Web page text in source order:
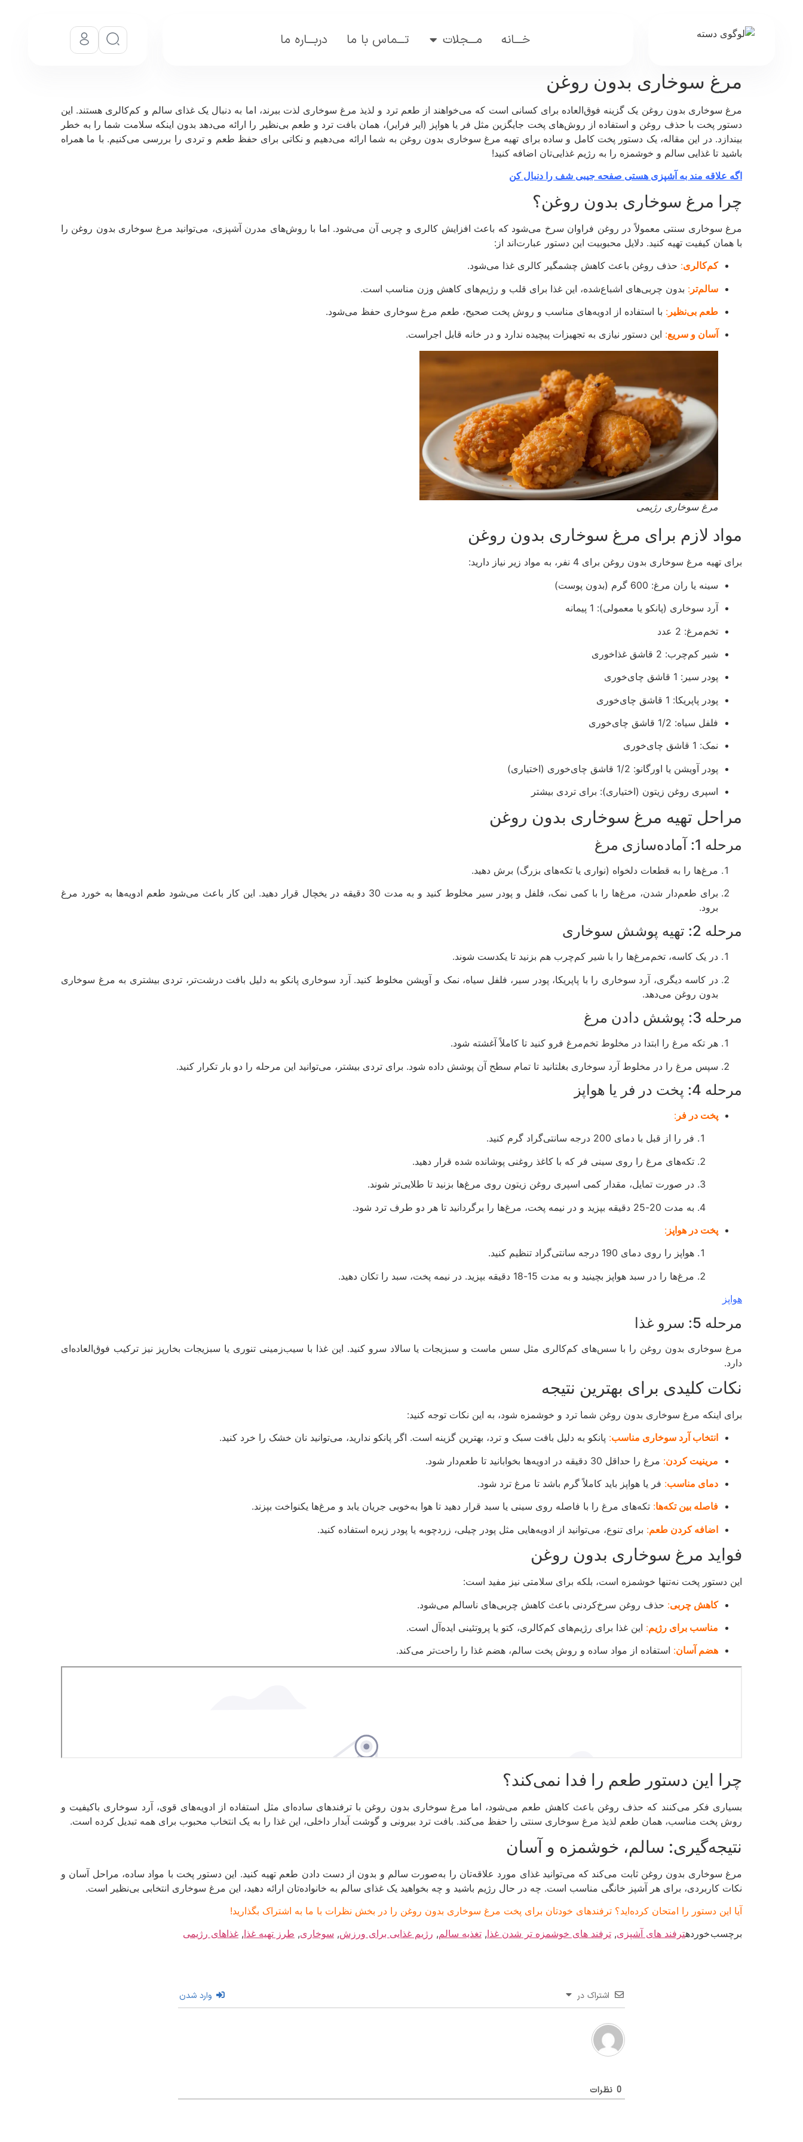
خـــانه مـــجلات تـــماس با ما دربـــاره ما
مرغ سوخاری بدون روغن
مرغ سوخاری بدون روغن یک گزینه فوق‌العاده برای کسانی است که می‌خواهند از طعم ترد و لذیذ مرغ سوخاری لذت ببرند، اما به دنبال یک غذای سالم و کم‌کالری هستند. این
دستور پخت با حذف روغن و استفاده از روش‌های پخت جایگزین مثل فر یا هواپز (ایر فرایر)، همان بافت ترد و طعم بی‌نظیر را ارائه می‌دهد بدون اینکه سلامت شما را به خطر
بیندازد. در این مقاله، یک دستور پخت کامل و ساده برای تهیه مرغ سوخاری بدون روغن به شما ارائه می‌دهیم و نکاتی برای حفظ طعم و تردی را بررسی می‌کنیم. با ما همراه
باشید تا غذایی سالم و خوشمزه را به رژیم غذایی‌تان اضافه کنید!
اگه علاقه مند به آشپزی هستی صفحه جیبی شف را دنبال کن
چرا مرغ سوخاری بدون روغن؟
مرغ سوخاری سنتی معمولاً در روغن فراوان سرخ می‌شود که باعث افزایش کالری و چربی آن می‌شود. اما با روش‌های مدرن آشپزی، می‌توانید مرغ سوخاری بدون روغن را
با همان کیفیت تهیه کنید. دلایل محبوبیت این دستور عبارت‌اند از:
کم‌کالری: حذف روغن باعث کاهش چشمگیر کالری غذا می‌شود.
سالم‌تر : بدون چربی‌های اشباع‌شده، این غذا برای قلب و رژیم‌های کاهش وزن مناسب است.
طعم بی‌نظیر : با استفاده از ادویه‌های مناسب و روش پخت صحیح، طعم مرغ سوخاری حفظ می‌شود.
آسان و سریع: این دستور نیازی به تجهیزات پیچیده ندارد و در خانه قابل اجراست.
مرغ سوخاری رژیمی
مواد لازم برای مرغ سوخاری بدون روغن
برای تهیه مرغ سوخاری بدون روغن برای 4 نفر، به مواد زیر نیاز دارید:
سینه یا ران مرغ: 600 گرم (بدون پوست)
آرد سوخاری (پانکو یا معمولی): 1 پیمانه
تخم‌مرغ: 2 عدد
شیر کم‌چرب: 2 قاشق غذاخوری
پودر سیر: 1 قاشق چای‌خوری
پودر پاپریکا: 1 قاشق چای‌خوری
فلفل سیاه: 1/2 قاشق چای‌خوری
نمک: 1 قاشق چای‌خوری
پودر آویشن یا اورگانو: 1/2 قاشق چای‌خوری (اختیاری)
اسپری روغن زیتون (اختیاری): برای تردی بیشتر
مراحل تهیه مرغ سوخاری بدون روغن
مرحله 1: آماده‌سازی مرغ
مرغ‌ها را به قطعات دلخواه (نواری یا تکه‌های بزرگ) برش دهید.
برای طعم‌دار شدن، مرغ‌ها را با کمی نمک، فلفل و پودر سیر مخلوط کنید و به مدت 30 دقیقه در یخچال قرار دهید. این کار باعث می‌شود طعم ادویه‌ها به خورد مرغ
برود.
مرحله 2: تهیه پوشش سوخاری
در یک کاسه، تخم‌مرغ‌ها را با شیر کم‌چرب هم بزنید تا یکدست شوند.
در کاسه دیگری، آرد سوخاری را با پاپریکا، پودر سیر، فلفل سیاه، نمک و آویشن مخلوط کنید. آرد سوخاری پانکو به دلیل بافت درشت‌تر، تردی بیشتری به مرغ سوخاری
بدون روغن می‌دهد.
مرحله 3: پوشش دادن مرغ
هر تکه مرغ را ابتدا در مخلوط تخم‌مرغ فرو کنید تا کاملاً آغشته شود.
سپس مرغ را در مخلوط آرد سوخاری بغلتانید تا تمام سطح آن پوشش داده شود. برای تردی بیشتر، می‌توانید این مرحله را دو بار تکرار کنید.
مرحله 4: پخت در فر یا هواپز
پخت در فر :
فر را از قبل با دمای 200 درجه سانتی‌گراد گرم کنید.
تکه‌های مرغ را روی سینی فر که با کاغذ روغنی پوشانده شده قرار دهید.
در صورت تمایل، مقدار کمی اسپری روغن زیتون روی مرغ‌ها بزنید تا طلایی‌تر شوند.
به مدت 20-25 دقیقه بپزید و در نیمه پخت، مرغ‌ها را برگردانید تا هر دو طرف ترد شود.
پخت در هواپز :
هواپز را روی دمای 190 درجه سانتی‌گراد تنظیم کنید.
مرغ‌ها را در سبد هواپز بچینید و به مدت 15-18 دقیقه بپزید. در نیمه پخت، سبد را تکان دهید.
هواپز
مرحله 5: سرو غذا
مرغ سوخاری بدون روغن را با سس‌های کم‌کالری مثل سس ماست و سبزیجات یا سالاد سرو کنید. این غذا با سیب‌زمینی تنوری یا سبزیجات بخارپز نیز ترکیب فوق‌العاده‌ای
دارد.
نکات کلیدی برای بهترین نتیجه
برای اینکه مرغ سوخاری بدون روغن شما ترد و خوشمزه شود، به این نکات توجه کنید:
انتخاب آرد سوخاری مناسب: پانکو به دلیل بافت سبک و ترد، بهترین گزینه است. اگر پانکو ندارید، می‌توانید نان خشک را خرد کنید.
مرینیت کردن: مرغ را حداقل 30 دقیقه در ادویه‌ها بخوابانید تا طعم‌دار شود.
دمای مناسب: فر یا هواپز باید کاملاً گرم باشد تا مرغ ترد شود.
فاصله بین تکه‌ها: تکه‌های مرغ را با فاصله روی سینی یا سبد قرار دهید تا هوا به‌خوبی جریان یابد و مرغ‌ها یکنواخت بپزند.
اضافه کردن طعم: برای تنوع، می‌توانید از ادویه‌هایی مثل پودر چیلی، زردچوبه یا پودر زیره استفاده کنید.
فواید مرغ سوخاری بدون روغن
این دستور پخت نه‌تنها خوشمزه است، بلکه برای سلامتی نیز مفید است:
کاهش چربی: حذف روغن سرخ‌کردنی باعث کاهش چربی‌های ناسالم می‌شود.
مناسب برای رژیم: این غذا برای رژیم‌های کم‌کالری، کتو یا پروتئینی ایده‌آل است.
هضم آسان: استفاده از مواد ساده و روش پخت سالم، هضم غذا را راحت‌تر می‌کند.
چرا این دستور طعم را فدا نمی‌کند؟
بسیاری فکر می‌کنند که حذف روغن باعث کاهش طعم می‌شود، اما مرغ سوخاری بدون روغن با ترفندهای ساده‌ای مثل استفاده از ادویه‌های قوی، آرد سوخاری باکیفیت و
روش پخت مناسب، همان طعم لذیذ مرغ سوخاری سنتی را حفظ می‌کند. بافت ترد بیرونی و گوشت آبدار داخلی، این غذا را به یک انتخاب محبوب برای همه تبدیل کرده است.
نتیجه‌گیری: سالم، خوشمزه و آسان
مرغ سوخاری بدون روغن ثابت می‌کند که می‌توانید غذای مورد علاقه‌تان را به‌صورت سالم و بدون از دست دادن طعم تهیه کنید. این دستور پخت با مواد ساده، مراحل آسان و
نکات کاربردی، برای هر آشپز خانگی مناسب است. چه در حال رژیم باشید و چه بخواهید یک غذای سالم به خانواده‌تان ارائه دهید، این مرغ سوخاری انتخابی بی‌نظیر است.
آیا این دستور را امتحان کرده‌اید؟ ترفندهای خودتان برای پخت مرغ سوخاری بدون روغن را در بخش نظرات با ما به اشتراک بگذارید!
برچسب خوردهترفند های آشپزی, ترفند های خوشمزه تر شدن غذا, تغذیه سالم, رژیم غذایی برای ورزش, سوخاری, طرز تهیه غذا, غذاهای رژیمی
اشتراک در وارد شدن
0 نظرات